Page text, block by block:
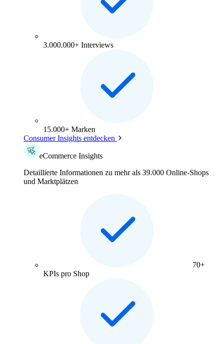
3.000.000+ Interviews
15.000+ Marken
Consumer Insights entdecken
eCommerce Insights
Detaillierte Informationen zu mehr als 39.000 Online-Shops
und Marktplätzen
70+
KPIs pro Shop